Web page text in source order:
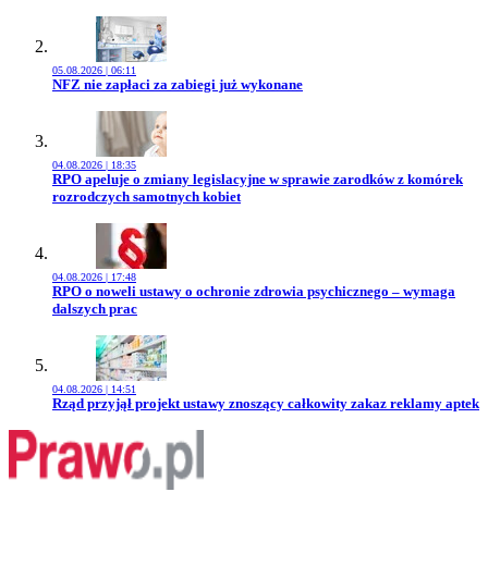
05.08.2026 | 06:11
Przejdź do artykułu:
NFZ nie zapłaci za zabiegi już wykonane
04.08.2026 | 18:35
Przejdź do artykułu:
RPO apeluje o zmiany legislacyjne w sprawie zarodków z komórek
rozrodczych samotnych kobiet
04.08.2026 | 17:48
Przejdź do artykułu:
RPO o noweli ustawy o ochronie zdrowia psychicznego – wymaga
dalszych prac
04.08.2026 | 14:51
Przejdź do artykułu:
Rząd przyjął projekt ustawy znoszący całkowity zakaz reklamy aptek